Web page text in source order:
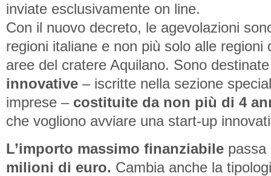
inviate esclusivamente on line.
Con il nuovo decreto, le agevolazioni
regioni italiane e non più solo alle regioni
aree del cratere Aquilano. Sono
innovative – iscritte nella sezione
imprese – costituite da non più di 4
che vogliono avviare una start-up
L’importo massimo finanziabile
milioni di euro. Cambia anche la